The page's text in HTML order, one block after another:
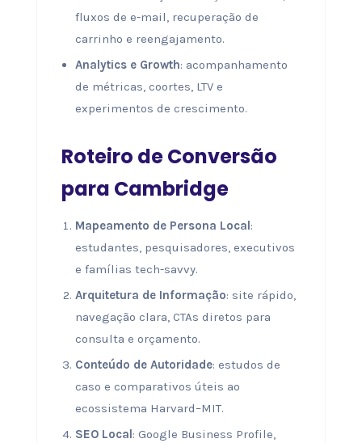
fluxos de e-mail, recuperação de
carrinho e reengajamento.
Analytics e Growth: acompanhamento
de métricas, coortes, LTV e
experimentos de crescimento.
Roteiro de Conversão
para Cambridge
Mapeamento de Persona Local :
estudantes, pesquisadores, executivos
e famílias tech-savvy.
Arquitetura de Informação: site rápido,
navegação clara, CTAs diretos para
consulta e orçamento.
Conteúdo de Autoridade: estudos de
caso e comparativos úteis ao
ecossistema Harvard–MIT.
SEO Local : Google Business Profile,